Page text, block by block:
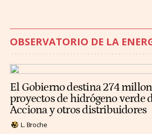
OBSERVATORIO DE LA
El Gobierno destina 274
proyectos de hidrógeno verde
Acciona y otros distribuidores
L. Broche